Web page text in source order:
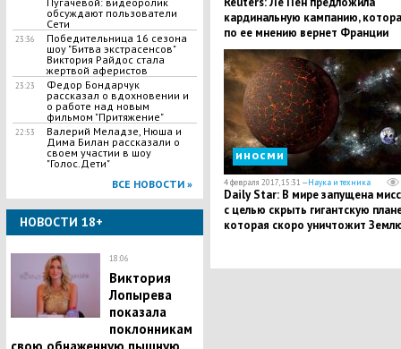
обсуждают пользователи
Сети
23:36
Победительница 16 сезона
шоу "Битва экстрасенсов"
Виктория Райдос стала
жертвой аферистов
23:23
Федор Бондарчук
рассказал о вдохновении и
о работе над новым
фильмом "Притяжение"
22:53
Валерий Меладзе, Нюша и
Дима Билан рассказали о
своем участии в шоу
"Голос.Дети"
ВСЕ НОВОСТИ »
НОВОСТИ 18+
18:06
Виктория
Лопырева
показала
поклонникам
кардинальную кампанию,
по ее мнению вернет Франции
настоящую свободу
иносми
4 февраля 2017, 15:31 —Наука и техника
Daily Star: В мире запущена
с целью скрыть гигантскую
которая скоро уничтожит